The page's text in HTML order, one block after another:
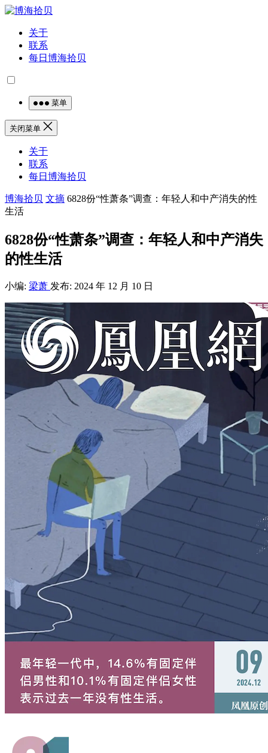
关于
联系
每日博海拾贝
菜单
关闭菜单
关于
联系
每日博海拾贝
博海拾贝 文摘 6828份“性萧条”调查：年轻人和中产消失的性
生活
6828份“性萧条”调查：年轻人和中产消失
的性生活
小编: 梁萧 发布: 2024 年 12 月 10 日